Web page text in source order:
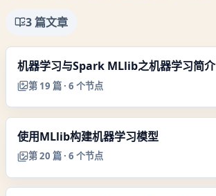
3篇文章
机器学习与Spark MLlib之机器学习简介
第 19 篇 · 6 个节点
使用MLlib构建机器学习模型
第20 篇 · 6 个节点